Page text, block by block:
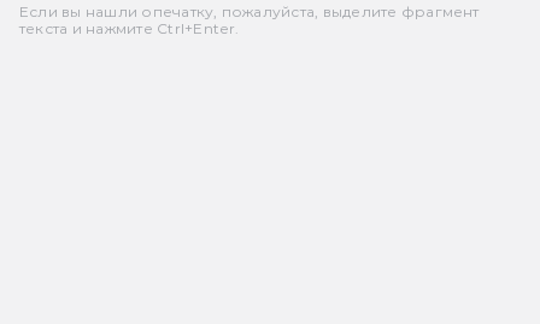
Если вы нашли опечатку, пожалуйста, выделите фрагмент
текста и нажмите Ctrl+Enter.